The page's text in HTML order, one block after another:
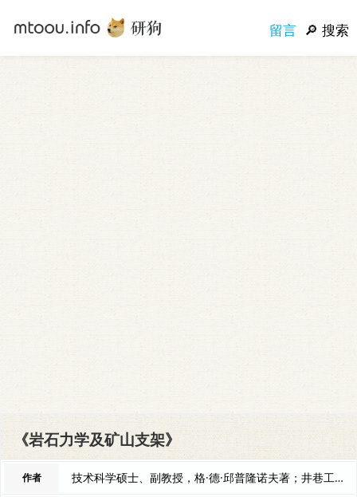
留言 搜索
《岩石力学及矿山支架》
作者 技术科学硕士、副教授，格·德·邱普隆诺夫著；井巷工程教研组译 编者